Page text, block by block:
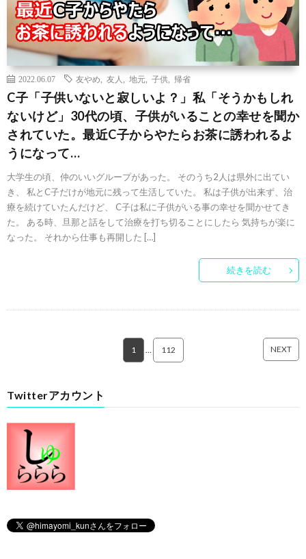
2022.06.07 友やめ 友人 地元 子供 帰省
C子「子供いないと寂しいよ？」私「そうかもしれ
ないけど」30代の頃、子供がいることの幸せを聞か
されていた。最近C子からやたらお茶に誘われるよ
うになって…
大学生の頃、仲のいいグループがあった。 そのうち2人は県外に出てい
き、 私とC子だけが地元に残って生活していた。 私は子供が出来ず、治
療を続けていたんだけど、 C子は私に子供がいる事の幸せを聞かせてき
た。 ある時、旦那と話をして治療を打ち切ることにしたら 気持ちが楽に
なった。 それから仕事も再開した […]
続きを読む
1 … 112 NEXT
Twitterアカウント